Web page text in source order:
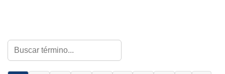
Copiar enlace